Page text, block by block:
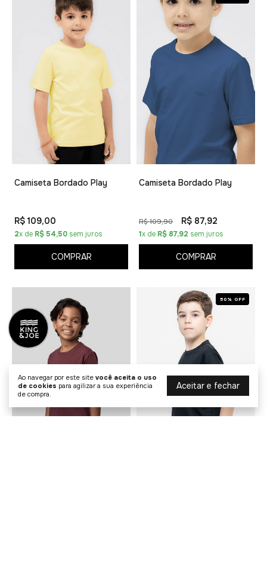
Ao navegar por este site você aceita o uso
de cookies para agilizar a sua experiência
de compra.
Aceitar e fechar
Camiseta Bordado Play
R$ 109,00
2x de R$ 54,50 sem juros
COMPRAR
Camiseta Bordado Play
R$ 109,90 R$ 87,92
1x de R$ 87,92 sem juros
COMPRAR
50% OFF